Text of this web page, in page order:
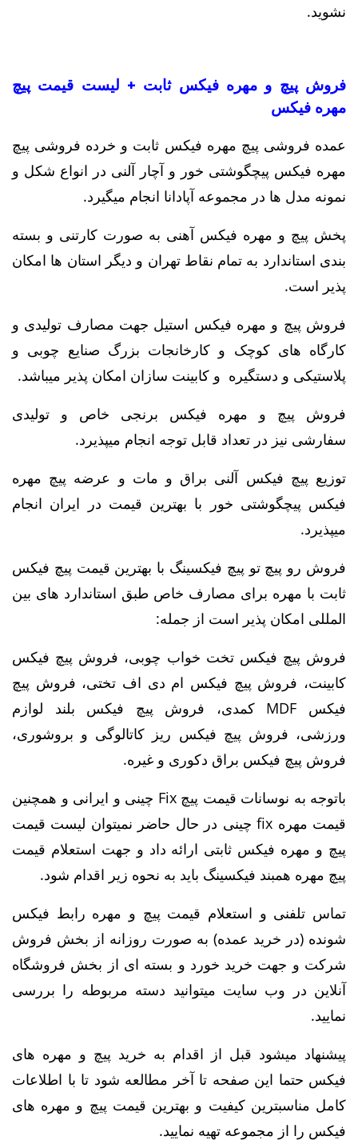
نشوید.
فروش پیچ و مهره فیکس ثابت + لیست قیمت پیچ
مهره فیکس
عمده فروشی پیچ مهره فیکس ثابت و خرده فروشی پیچ
مهره فیکس پیچگوشتی خور و آچار آلنی در انواع شکل و
نمونه مدل ها در مجموعه آپادانا انجام میگیرد.
پخش پیچ و مهره فیکس آهنی به صورت کارتنی و بسته
بندی استاندارد به تمام نقاط تهران و دیگر استان ها امکان
پذیر است.
فروش پیچ و مهره فیکس استیل جهت مصارف تولیدی و
کارگاه های کوچک و کارخانجات بزرگ صنایع چوبی و
پلاستیکی و دستگیره و کابینت سازان امکان پذیر میباشد.
فروش پیچ و مهره فیکس برنجی خاص و تولیدی
سفارشی نیز در تعداد قابل توجه انجام میپذیرد.
توزیع پیچ فیکس آلنی براق و مات و عرضه پیچ مهره
فیکس پیچگوشتی خور با بهترین قیمت در ایران انجام
میپذیرد.
فروش رو پیچ تو پیچ فیکسینگ با بهترین قیمت پیچ فیکس
ثابت با مهره برای مصارف خاص طبق استاندارد های بین
المللی امکان پذیر است از جمله:
فروش پیچ فیکس تخت خواب چوبی، فروش پیچ فیکس
کابینت، فروش پیچ فیکس ام دی اف تختی، فروش پیچ
فیکس MDF کمدی، فروش پیچ فیکس بلند لوازم
ورزشی، فروش پیچ فیکس ریز کاتالوگی و بروشوری،
فروش پیچ فیکس براق دکوری و غیره.
باتوجه به نوسانات قیمت پیچ Fix چینی و ایرانی و همچنین
قیمت مهره fix چینی در حال حاضر نمیتوان لیست قیمت
پیچ و مهره فیکس ثابتی ارائه داد و جهت استعلام قیمت
پیچ مهره همبند فیکسینگ باید به نحوه زیر اقدام شود.
تماس تلفنی و استعلام قیمت پیچ و مهره رابط فیکس
شونده (در خرید عمده) به صورت روزانه از بخش فروش
شرکت و جهت خرید خورد و بسته ای از بخش فروشگاه
آنلاین در وب سایت میتوانید دسته مربوطه را بررسی
نمایید.
پیشنهاد میشود قبل از اقدام به خرید پیچ و مهره های
فیکس حتما این صفحه تا آخر مطالعه شود تا با اطلاعات
کامل مناسبترین کیفیت و بهترین قیمت پیچ و مهره های
فیکس را از مجموعه تهیه نمایید.